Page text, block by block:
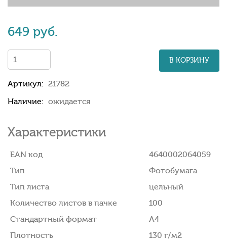
649 руб.
В КОРЗИНУ
Артикул: 21782
Наличие: ожидается
Характеристики
EAN код
4640002064059
Тип
Фотобумага
Тип листа
цельный
Количество листов в пачке
100
Стандартный формат
A4
Плотность
130 г/м2